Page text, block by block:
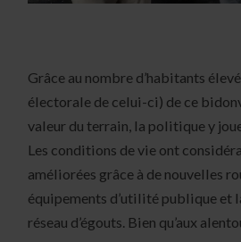
Grâce au nombre d’habitants
électorale de celui-ci) de ce
valeur du terrain, la politique y
Les conditions de vie ont
améliorées grâce à de nouvelles
équipements d’utilité publique et
réseau d’égouts. Bien qu’aux